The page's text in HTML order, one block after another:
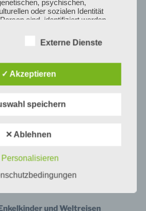
als andere?25.08.2024,
und Weltreisen
psychischen,
oder sozialen Identität
sind, identifiziert werden
Person, deren
Daten von dem für die Verarbeitung
ausgeführte Vorgang oder
Externe Dienste
✓ Akzeptieren
speichern
✕ Ablehnen
Personalisieren